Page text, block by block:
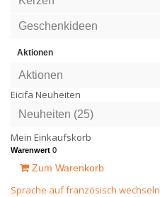
Geschenkideen
Aktionen
Aktionen
Eicifa Neuheiten
Neuheiten (25)
Mein Einkaufskorb
Warenwert 0
Zum Warenkorb
Sprache auf französisch wechseln